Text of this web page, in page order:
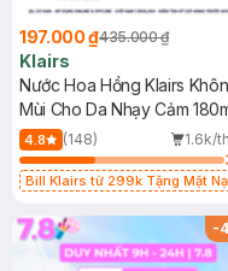
197.000 ₫435.000 ₫
Klairs
Nước Hoa Hồng Klairs
Mùi Cho Da Nhạy Cảm
4.8 (148)
1.6k/
Bill Klairs từ 299k Tặng Mặt Nạ
25ml (SL Có Hạn)
-